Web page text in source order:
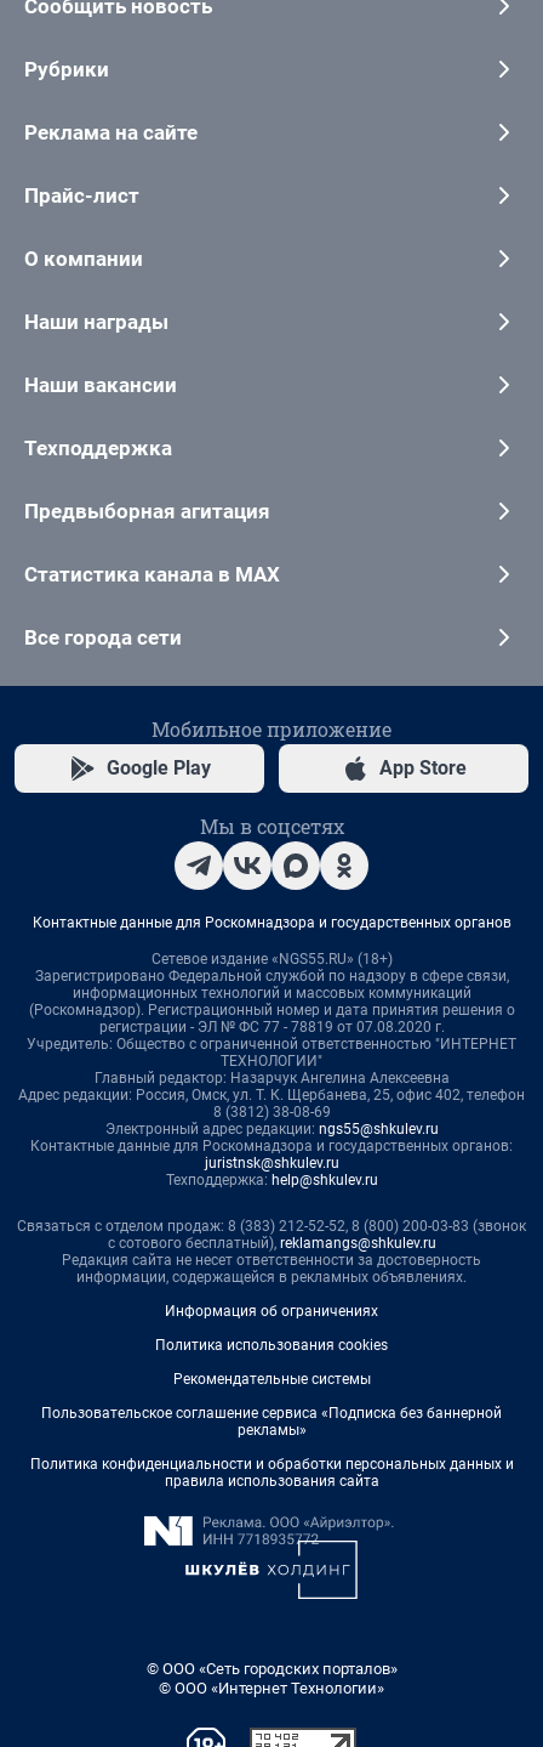
Сообщить новость
Рубрики
Реклама на сайте
Прайс-лист
О компании
Наши награды
Наши вакансии
Техподдержка
Предвыборная агитация
Статистика канала в MAX
Все города сети
Мобильное приложение
Google Play App Store
Мы в соцсетях
Контактные данные для Роскомнадзора и государственных органов
Сетевое издание «NGS55.RU» (18+)
Зарегистрировано Федеральной службой по надзору в сфере связи,
информационных технологий и массовых коммуникаций
(Роскомнадзор). Регистрационный номер и дата принятия решения о
регистрации - ЭЛ № ФС 77 - 78819 от 07.08.2020 г.
Учредитель: Общество с ограниченной ответственностью "ИНТЕРНЕТ
ТЕХНОЛОГИИ"
Главный редактор: Назарчук Ангелина Алексеевна
Адрес редакции: Россия, Омск, ул. Т. К. Щербанева, 25, офис 402, телефон
8 (3812) 38-08-69
Электронный адрес редакции: ngs55@shkulev.ru
Контактные данные для Роскомнадзора и государственных органов:
juristnsk@shkulev.ru
Техподдержка: help@shkulev.ru
Связаться с отделом продаж: 8 (383) 212-52-52, 8 (800) 200-03-83 (звонок
с сотового бесплатный), reklamangs@shkulev.ru
Редакция сайта не несет ответственности за достоверность
информации, содержащейся в рекламных объявлениях.
Информация об ограничениях
Политика использования cookies
Рекомендательные системы
Пользовательское соглашение сервиса «Подписка без баннерной
рекламы»
Политика конфиденциальности и обработки персональных данных и
правила использования сайта
© ООО «Сеть городских порталов»
© ООО «Интернет Технологии»